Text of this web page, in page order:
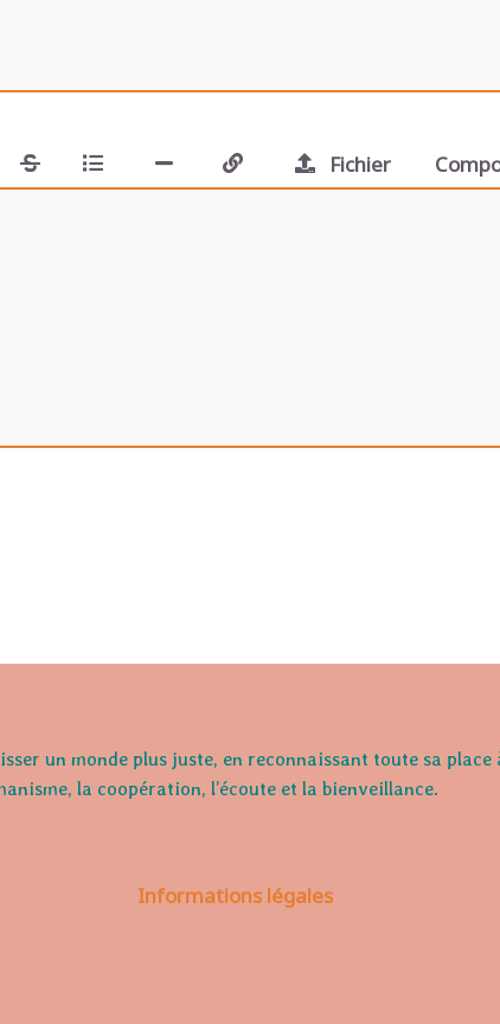
Fichier
un monde plus juste, en reconnaissant toute sa
la coopération, l’écoute et la bienveillance.
Informations légales